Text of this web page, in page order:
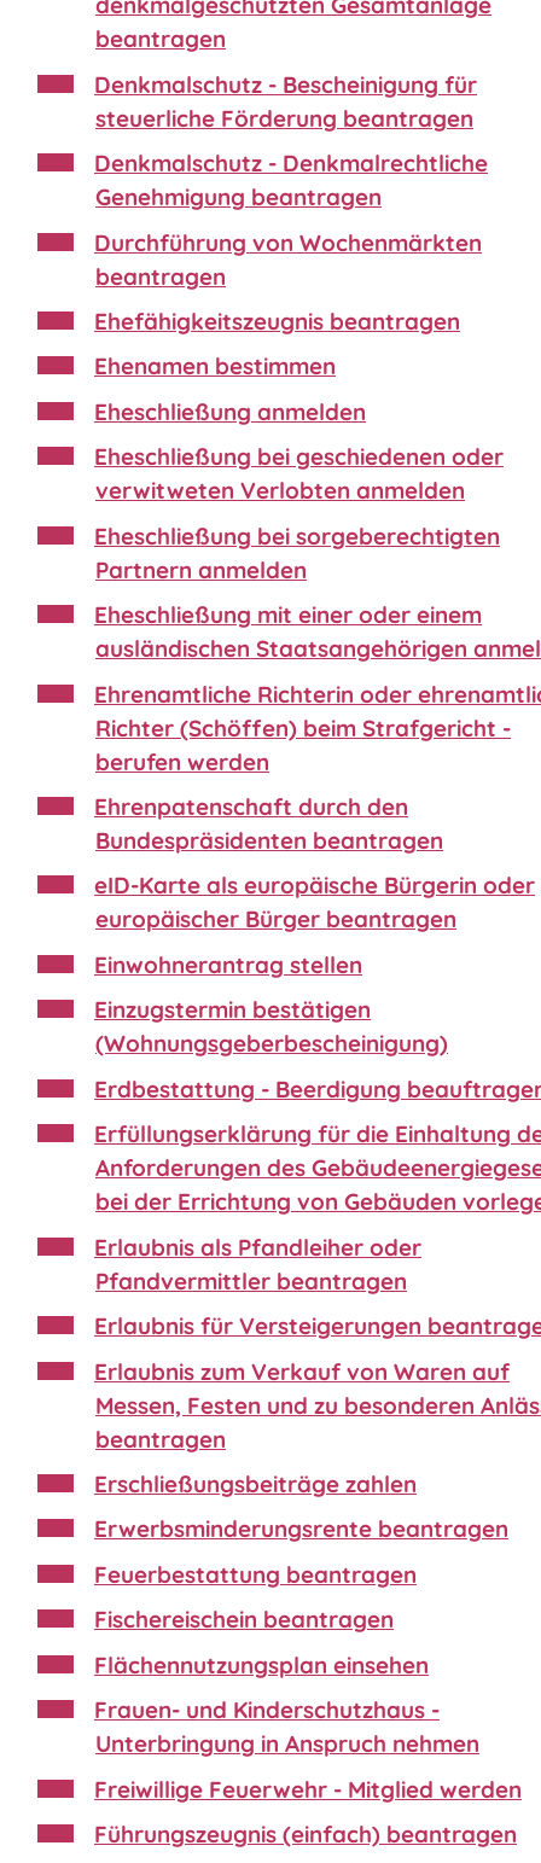
beantragen
Denkmalschutz - Bescheinigung für
steuerliche Förderung beantragen
Denkmalschutz - Denkmalrechtliche
Genehmigung beantragen
Durchführung von Wochenmärkten
beantragen
Ehefähigkeitszeugnis beantragen
Ehenamen bestimmen
Eheschließung anmelden
Eheschließung bei geschiedenen oder
verwitweten Verlobten anmelden
Eheschließung bei sorgeberechtigten
Partnern anmelden
Eheschließung mit einer oder einem
ausländischen Staatsangehörigen
Ehrenamtliche Richterin oder
Richter (Schöffen) beim Strafgericht -
berufen werden
Ehrenpatenschaft durch den
Bundespräsidenten beantragen
eID-Karte als europäische Bürgerin oder
europäischer Bürger beantragen
Einwohnerantrag stellen
Einzugstermin bestätigen
(Wohnungsgeberbescheinigung)
Erdbestattung - Beerdigung
Erfüllungserklärung für die Einhaltung
Anforderungen des
bei der Errichtung von Gebäuden
Erlaubnis als Pfandleiher oder
Pfandvermittler beantragen
Erlaubnis für Versteigerungen
Erlaubnis zum Verkauf von Waren auf
Messen, Festen und zu besonderen
beantragen
Erschließungsbeiträge zahlen
Erwerbsminderungsrente beantragen
Feuerbestattung beantragen
Fischereischein beantragen
Flächennutzungsplan einsehen
Frauen- und Kinderschutzhaus -
Unterbringung in Anspruch nehmen
Freiwillige Feuerwehr - Mitglied werden
Führungszeugnis (einfach) beantragen